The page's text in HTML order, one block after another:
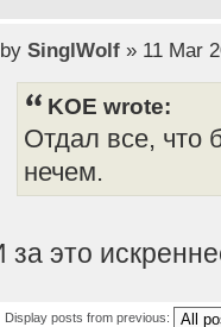
by SinglWolf» 11 Mar
KOE wrote:
Отдал все, что
нечем.
за это
Display posts from previous: